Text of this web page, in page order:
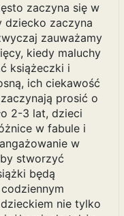
zaczyna się w
dziecko zaczyna
zauważamy
kiedy maluchy
książeczki i
ich ciekawość
prosić o
2-3 lat, dzieci
w fabule i
w
stworzyć
będą
nie tylko